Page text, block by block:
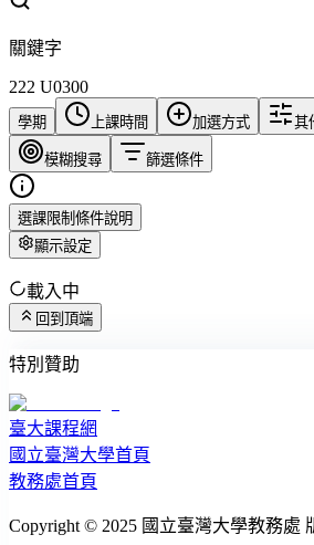
關鍵字
222 U0300
學期 上課時間 加選方式 其
模糊搜尋 篩選條件
選課限制條件說明
顯示設定
載入中
回到頂端
特別贊助
臺大課程網
國立臺灣大學首頁
教務處首頁
Copyright © 2025 國立臺灣大學教務處